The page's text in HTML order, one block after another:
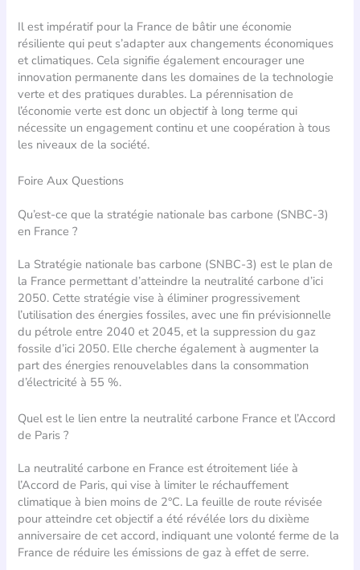
Il est impératif pour la France de bâtir une économie
résiliente qui peut s’adapter aux changements économiques
et climatiques. Cela signifie également encourager une
innovation permanente dans les domaines de la technologie
verte et des pratiques durables. La pérennisation de
l’économie verte est donc un objectif à long terme qui
nécessite un engagement continu et une coopération à tous
les niveaux de la société.
Foire Aux Questions
Qu’est-ce que la stratégie nationale bas carbone (SNBC-3)
en France ?
La Stratégie nationale bas carbone (SNBC-3) est le plan de
la France permettant d’atteindre la neutralité carbone d’ici
2050. Cette stratégie vise à éliminer progressivement
l’utilisation des énergies fossiles, avec une fin prévisionnelle
du pétrole entre 2040 et 2045, et la suppression du gaz
fossile d’ici 2050. Elle cherche également à augmenter la
part des énergies renouvelables dans la consommation
d’électricité à 55 %.
Quel est le lien entre la neutralité carbone France et l’Accord
de Paris ?
La neutralité carbone en France est étroitement liée à
l’Accord de Paris, qui vise à limiter le réchauffement
climatique à bien moins de 2°C. La feuille de route révisée
pour atteindre cet objectif a été révélée lors du dixième
anniversaire de cet accord, indiquant une volonté ferme de la
France de réduire les émissions de gaz à effet de serre.